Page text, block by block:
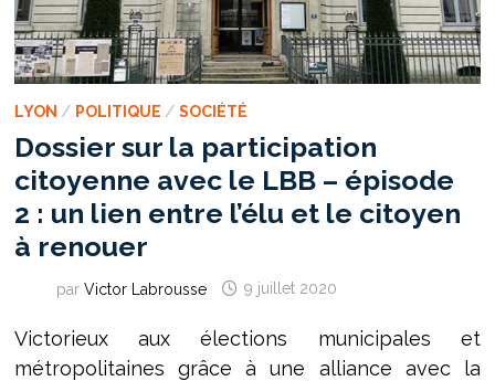
LYON / POLITIQUE / SOCIÉTÉ
Dossier sur la participation
citoyenne avec le LBB – épisode
2 : un lien entre l’élu et le citoyen
à renouer
par Victor Labrousse 9 juillet 2020
Victorieux aux élections municipales et
métropolitaines grâce à une alliance avec la